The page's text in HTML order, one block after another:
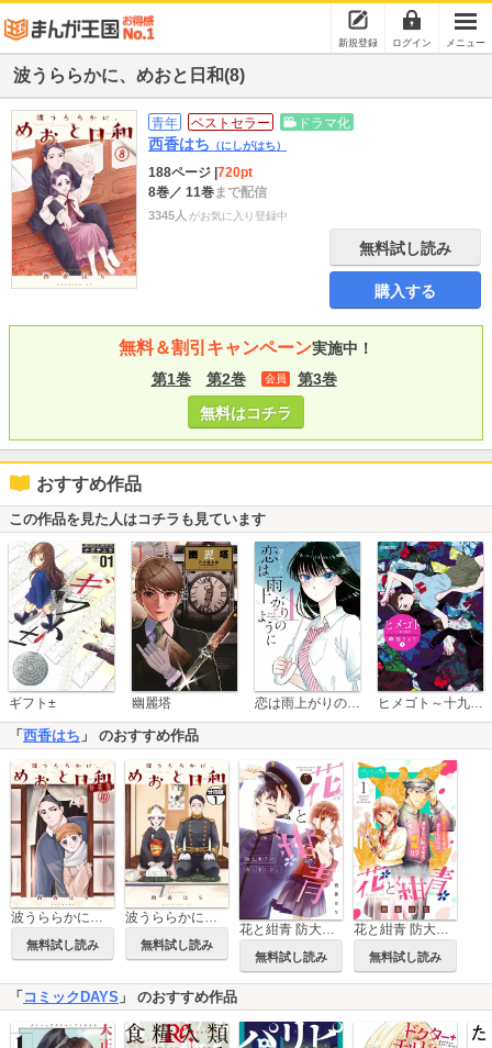
新規登録 ログイン メニュー
波うららかに、めおと日和(8)
青年 ベストセラー ドラマ化
西香はち （にしがはち）
188ページ 720pt
8巻／ 11巻まで配信
3345人 がお気に入り登録中
無料試し読み
購入する
無料＆割引キャンペーン実施中！
第1巻
第2巻 会員
第3巻
無料はコチラ
おすすめ作品
この作品を見た人はコチラも見ています
ギフト± 幽麗塔 恋は雨上がりのように ヒメゴト～十九歳の制服～
「 西香はち 」 のおすすめ作品
波うららかに、めおと日和 特装版
無料試し読み
波うららかに、めおと日和 分冊版
無料試し読み
花と紺青 防大男子に恋しました。
無料試し読み
花と紺青 防大男子に恋しました。 ベツフレプチ
無料試し読み
「 コミックDAYS 」 のおすすめ作品